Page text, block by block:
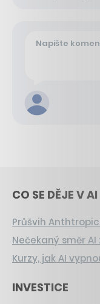
CO SE DĚJE V AI
Průšvih
Nečekaný směr
Kurzy, jak AI
INVESTICE